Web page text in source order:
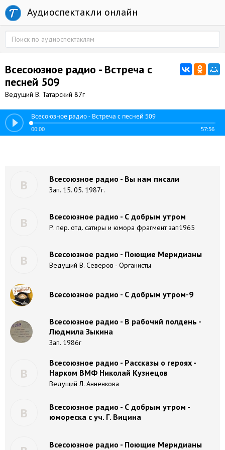
Аудиоспектакли онлайн
Всесоюзное радио - Встреча с
песней 509
Ведущий В. Татарский 87г
Всесоюзное радио - Встреча с песней 509
00:00 57:56
В Всесоюзное радио - Вы нам писали
Зап. 15. 05. 1987г.
В Всесоюзное радио - С добрым утром
Р. пер. отд. сатиры и юмора фрагмент зап1965
В Всесоюзное радио - Поющие Меридианы
Ведущий В. Северов - Органисты
Всесоюзное радио - С добрым утром-9
Всесоюзное радио - В рабочий полдень -
Людмила Зыкина
Зап. 1986г
В
Всесоюзное радио - Рассказы о героях -
Нарком ВМФ Николай Кузнецов
Ведущий Л. Анненкова
В
Всесоюзное радио - С добрым утром -
юмореска с уч. Г. Вицина
Всесоюзное радио - Поющие Меридианы